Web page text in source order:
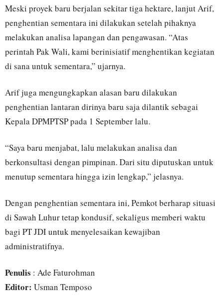
Meski proyek baru berjalan sekitar tiga hektare, lanjut Arif,
penghentian sementara ini dilakukan setelah pihaknya
melakukan analisa lapangan dan pengawasan. “Atas
perintah Pak Wali, kami berinisiatif menghentikan kegiatan
di sana untuk sementara,” ujarnya.
Arif juga mengungkapkan alasan baru dilakukan
penghentian lantaran dirinya baru saja dilantik sebagai
Kepala DPMPTSP pada 1 September lalu.
“Saya baru menjabat, lalu melakukan analisa dan
berkonsultasi dengan pimpinan. Dari situ diputuskan untuk
menutup sementara hingga izin lengkap,” jelasnya.
Dengan penghentian sementara ini, Pemkot berharap situasi
di Sawah Luhur tetap kondusif, sekaligus memberi waktu
bagi PT JDI untuk menyelesaikan kewajiban
administratifnya.
Penulis : Ade Faturohman
Editor: Usman Temposo